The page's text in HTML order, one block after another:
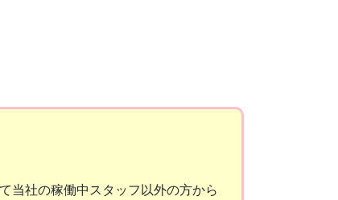
当社の稼働中スタッフ以外の方から